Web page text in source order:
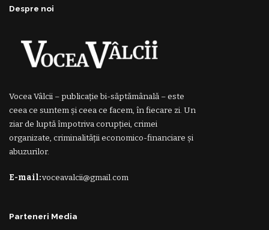
Despre noi
Vocea Vâlcii – publicație bi-săptămânală – este
ceea ce suntem și ceea ce facem, în fiecare zi. Un
ziar de luptă împotriva corupției, crimei
organizate, criminalității economico-financiare și
abuzurilor.
E-mail:voceavalcii@gmail.com
Parteneri Media